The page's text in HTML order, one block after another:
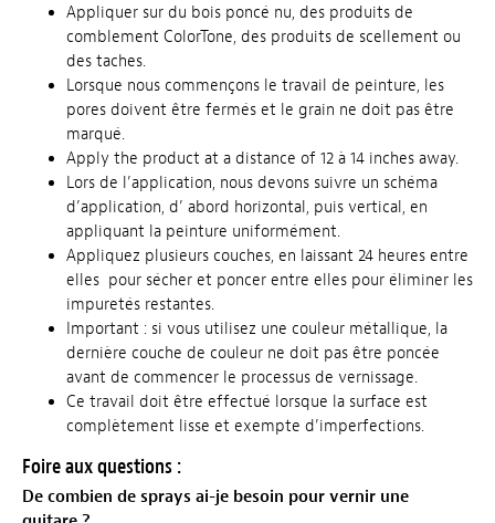
Appliquer sur du bois poncé nu, des produits de
comblement ColorTone, des produits de scellement ou
des taches.
Lorsque nous commençons le travail de peinture, les
pores doivent être fermés et le grain ne doit pas être
marqué.
Apply the product at a distance of 12 à 14 inches away.
Lors de l’application, nous devons suivre un schéma
d’application, d’ abord horizontal, puis vertical, en
appliquant la peinture uniformément.
Appliquez plusieurs couches, en laissant 24 heures entre
elles pour sécher et poncer entre elles pour éliminer les
impuretés restantes.
Important : si vous utilisez une couleur métallique, la
dernière couche de couleur ne doit pas être poncée
avant de commencer le processus de vernissage.
Ce travail doit être effectué lorsque la surface est
complètement lisse et exempte d’imperfections.
Foire aux questions :
De combien de sprays ai-je besoin pour vernir une